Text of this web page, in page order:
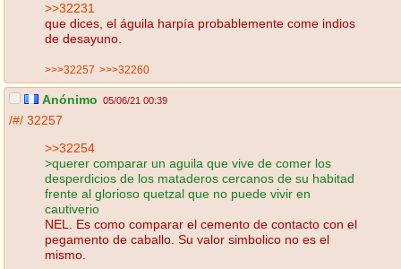
>>32231
que dices, el águila harpía probablemente come indios
de desayuno.
>>>32257 >>>32260
Anónimo 05/06/21 00:39
/#/ 32257
>>32254
>querer comparar un aguila que vive de comer los
desperdicios de los mataderos cercanos de su habitad
frente al glorioso quetzal que no puede vivir en
cautiverio
NEL. Es como comparar el cemento de contacto con el
pegamento de caballo. Su valor simbolico no es el
mismo.